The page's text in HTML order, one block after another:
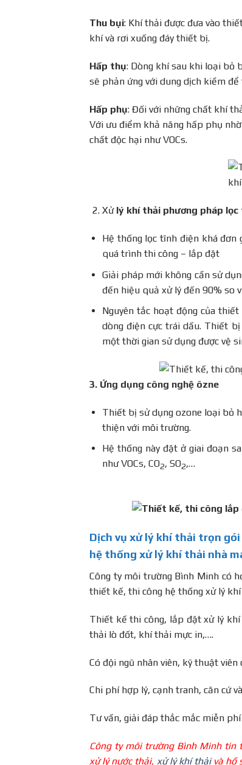
Thu bụi: Khí thải được đưa vào
khí và rơi xuống đáy thiết bị.
Hấp thụ: Dòng khí sau khi loại bỏ
sẽ phản ứng với dung dịch kiềm
Hấp phụ: Đối với những chất khí
Với ưu điểm khả năng hấp phụ
chất độc hại như VOCs.
Xửlý khí thải phương pháp lọc
Hệ thống lọc tĩnh điện khá
quá trình thi công – lắp đặt
Giải pháp mới không cần sử
đến hiệu quả xử lý đến 90% so
Nguyên tắc hoạt động của
dòng điện cực trái dấu. Thiết
một thời gian sử dụng được vệ
3. Ứng dụng công nghệ ôzne
Thiết bị sử dụng ozone loại bỏ
thiện với môi trường.
Hệ thống này đặt ở giai đoạn
như VOCs, CO2, SO2,…
Dịch vụ xử lý khí thải trọn
hệ thống xử lý khí thải nhà
Công ty môi trường Bình Minh có
thiết kế, thi công hệ thống xử lý
Thiết kế thi công, lắp đặt xử lý
thải lò đốt, khí thải mực in,….
Có đội ngũ nhân viên, kỹ thuật
Chi phí hợp lý, cạnh tranh, căn cứ
Tư vấn, giải đáp thắc mắc miễn
Công ty môi trường Bình Minh tin
xử lý nước thải, xử lý khí thảivà hồ